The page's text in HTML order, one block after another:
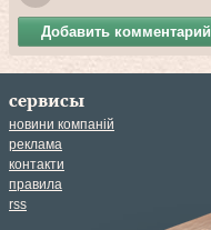
Добавить комментарий
сервисы
новини компаній
реклама
контакти
правила
rss